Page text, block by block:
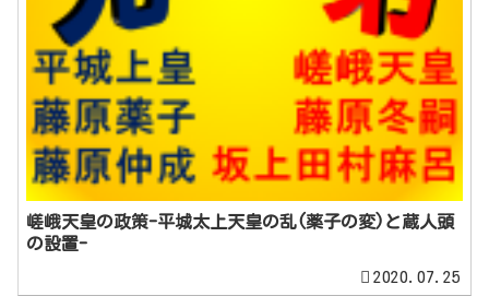
嵯峨天皇の政策-平城太上天皇の乱(薬子の変)と蔵人頭
の設置-
2020.07.25